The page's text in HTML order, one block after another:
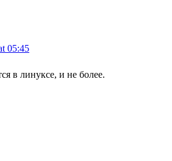
05:45
в линуксе, и не более.